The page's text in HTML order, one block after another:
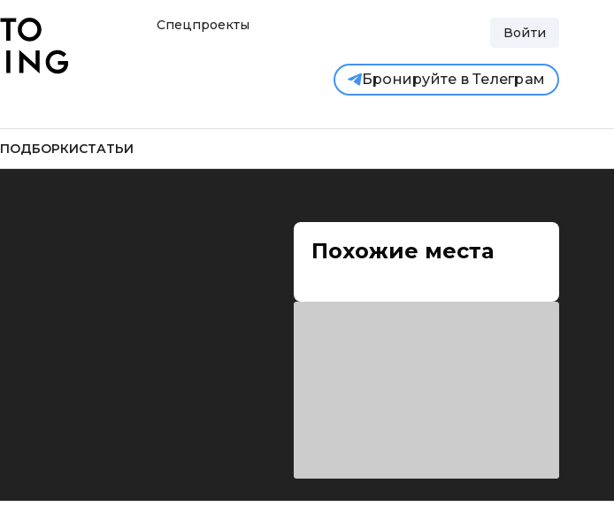
Спецпроекты Войти
Бронируйте в Телеграм
ПОДБОРКИСТАТЬИ
Похожие места